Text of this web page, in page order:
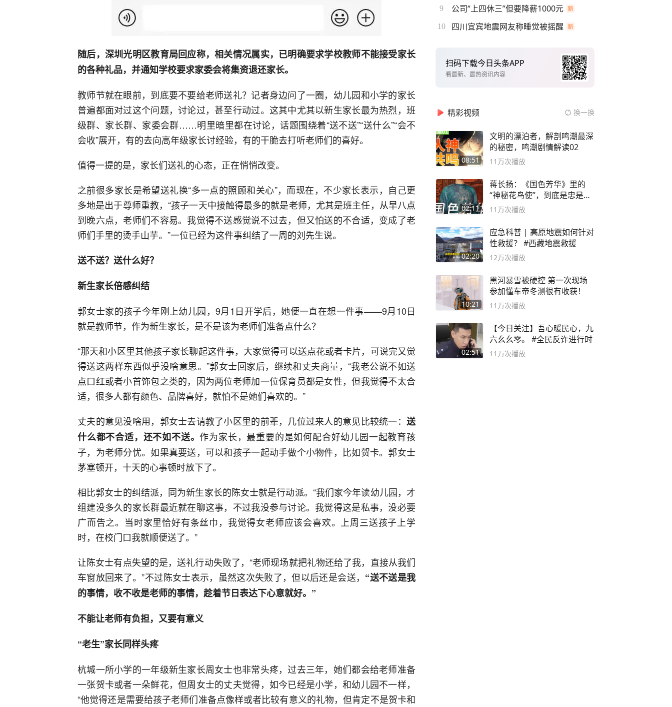
随后，深圳光明区教育局回应称，相关情况属实，已明确要求学校教师不能接受家长
的各种礼品，并通知学校要求家委会将集资退还家长。
教师节就在眼前，到底要不要给老师送礼？记者身边问了一圈，幼儿园和小学的家长
普遍都面对过这个问题，讨论过，甚至行动过。这其中尤其以新生家长最为热烈，班
级群、家长群、家委会群……明里暗里都在讨论，话题围绕着“送不送”“送什么”“会不
会收”展开，有的去向高年级家长讨经验，有的干脆去打听老师们的喜好。
值得一提的是，家长们送礼的心态，正在悄悄改变。
之前很多家长是希望送礼换“多一点的照顾和关心”，而现在，不少家长表示，自己更
多地是出于尊师重教，“孩子一天中接触得最多的就是老师，尤其是班主任，从早八点
到晚六点，老师们不容易。我觉得不送感觉说不过去，但又怕送的不合适，变成了老
师们手里的烫手山芋。”一位已经为这件事纠结了一周的刘先生说。
送不送？送什么好？
新生家长倍感纠结
郭女士家的孩子今年刚上幼儿园，9月1日开学后，她便一直在想一件事——9月10日
就是教师节，作为新生家长，是不是该为老师们准备点什么？
“那天和小区里其他孩子家长聊起这件事，大家觉得可以送点花或者卡片，可说完又觉
得送这两样东西似乎没啥意思。”郭女士回家后，继续和丈夫商量，“我老公说不如送
点口红或者小首饰包之类的，因为两位老师加一位保育员都是女性，但我觉得不太合
适，很多人都有颜色、品牌喜好，就怕不是她们喜欢的。”
丈夫的意见没啥用，郭女士去请教了小区里的前辈，几位过来人的意见比较统一： 送
什么都不合适，还不如不送。作为家长，最重要的是如何配合好幼儿园一起教育孩
子，为老师分忧。如果真要送，可以和孩子一起动手做个小物件，比如贺卡。郭女士
茅塞顿开，十天的心事顿时放下了。
相比郭女士的纠结派，同为新生家长的陈女士就是行动派。“我们家今年读幼儿园，才
组建没多久的家长群最近就在聊这事，不过我没参与讨论。我觉得这是私事，没必要
广而告之。当时家里恰好有条丝巾，我觉得女老师应该会喜欢。上周三送孩子上学
时，在校门口我就顺便送了。”
让陈女士有点失望的是，送礼行动失败了，“老师现场就把礼物还给了我，直接从我们
车窗放回来了。”不过陈女士表示，虽然这次失败了，但以后还是会送， “送不送是我
的事情，收不收是老师的事情，趁着节日表达下心意就好。”
不能让老师有负担，又要有意义
“老生”家长同样头疼
杭城一所小学的一年级新生家长周女士也非常头疼，过去三年，她们都会给老师准备
一张贺卡或者一朵鲜花，但周女士的丈夫觉得，如今已经是小学，和幼儿园不一样，
“他觉得还是需要给孩子老师们准备点像样或者比较有意义的礼物，但肯定不是贺卡和
9 公司“上四休三”但要降薪1000元
10 四川宜宾地震网友称睡觉被摇醒
扫码下载今日头条APP
看最新、最热资讯内容
精彩视频 换一换
08:51
文明的漂泊者，解剖鸣潮最深
的秘密，鸣潮剧情解读02
11万次播放
02:11
蒋长扬：《国色芳华》里的
“神秘花鸟使”，到底是忠是
奸？
11万次播放
02:20
应急科普 | 高原地震如何针对
性救援？ #西藏地震救援
12万次播放
10:21
黑河暴雪被硬控 第一次现场
参加懂车帝冬测很有收获！
11万次播放
02:51
【今日关注】吾心暖民心，九
六幺幺零。 #全民反诈进行时
11万次播放